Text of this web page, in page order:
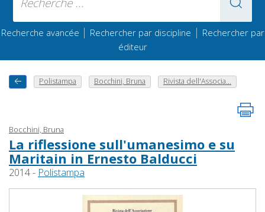
Recherche avancée | Rechercher par discipline | Rechercher par
éditeur
Polistampa Bocchini, Bruna Rivista dell'Associa...
Bocchini, Bruna
La riflessione sull'umanesimo e su
Maritain in Ernesto Balducci
2014 - Polistampa